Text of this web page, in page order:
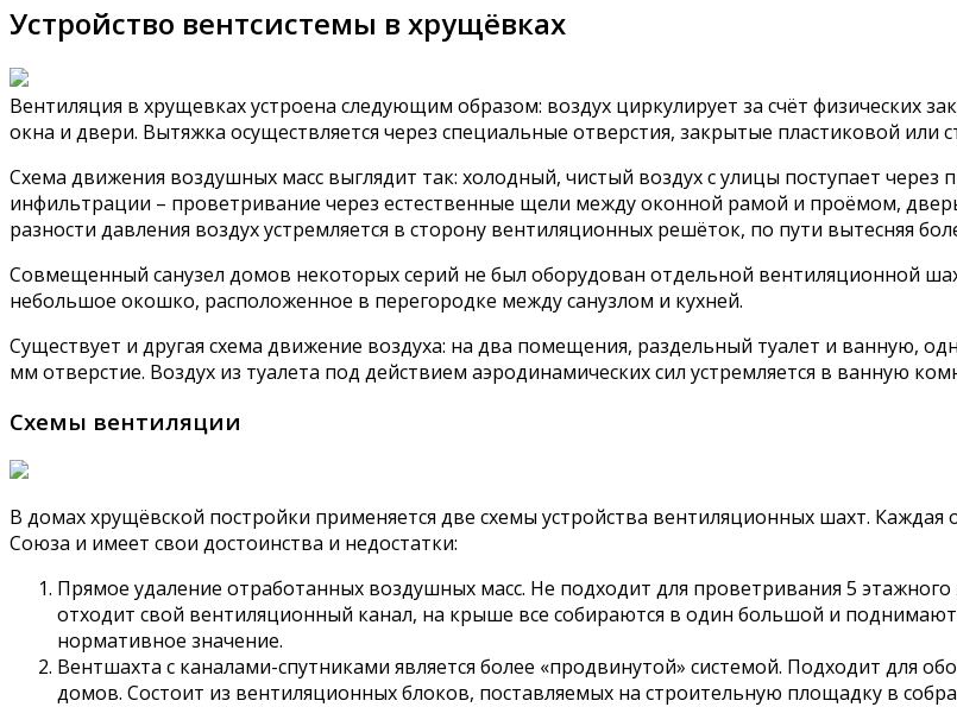
Устройство вентсистемы в хрущёвках
Вентиляция в хрущевках устроена следующим образом: воздух циркулирует за счёт физических
окна и двери. Вытяжка осуществляется через специальные отверстия, закрытые пластиковой или
Схема движения воздушных масс выглядит так: холодный, чистый воздух с улицы поступает
инфильтрации – проветривание через естественные щели между оконной рамой и проёмом,
разности давления воздух устремляется в сторону вентиляционных решёток, по пути вытесняя
Совмещенный санузел домов некоторых серий не был оборудован отдельной вентиляционной
небольшое окошко, расположенное в перегородке между санузлом и кухней.
Существует и другая схема движение воздуха: на два помещения, раздельный туалет и ванную,
мм отверстие. Воздух из туалета под действием аэродинамических сил устремляется в ванную
Схемы вентиляции
В домах хрущёвской постройки применяется две схемы устройства вентиляционных шахт. Каждая
Союза и имеет свои достоинства и недостатки:
Прямое удаление отработанных воздушных масс. Не подходит для проветривания 5
отходит свой вентиляционный канал, на крыше все собираются в один большой и
нормативное значение.
Вентшахта с каналами-спутниками является более «продвинутой» системой. Подходит для
домов. Состоит из вентиляционных блоков, поставляемых на строительную площадку в